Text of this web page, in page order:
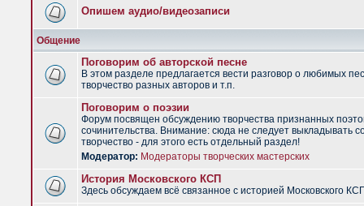
Опишем аудио/видеозаписи
Общение
Поговорим об авторской песне
В этом разделе предлагается вести разговор о любимых
творчество разных авторов и т.п.
Поговорим о поэзии
Форум посвящен обсуждению творчества признанных
сочинительства. Внимание: сюда не следует выкладывать
творчество - для этого есть отдельный раздел!
Модератор: Модераторы творческих мастерских
История Московского КСП
Здесь обсуждаем всё связанное с историей Московского